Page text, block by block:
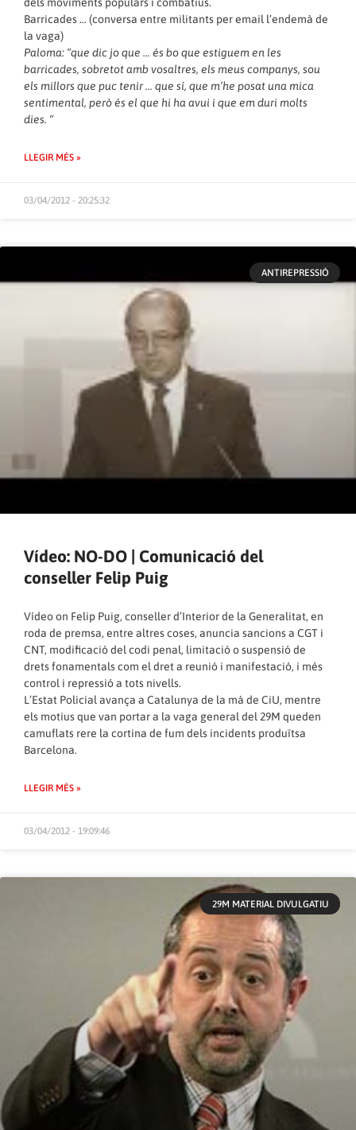
Barricades … (conversa entre militants per email l’endemà de
la vaga)
Paloma: “que dic jo que … és bo que estiguem en les
barricades, sobretot amb vosaltres, els meus companys, sou
els millors que puc tenir … que sí, que m’he posat una mica
sentimental, però és el que hi ha avui i que em duri molts
dies. “
LLEGIR MÉS »
03/04/2012 - 20:25:32
ANTIREPRESSIÓ
Vídeo: NO-DO | Comunicació del
conseller Felip Puig
Vídeo on Felip Puig, conseller d’Interior de la Generalitat, en
roda de premsa, entre altres coses, anuncia sancions a CGT i
CNT, modificació del codi penal, limitació o suspensió de
drets fonamentals com el dret a reunió i manifestació, i més
control i repressió a tots nivells.
L’Estat Policial avança a Catalunya de la mà de CiU, mentre
els motius que van portar a la vaga general del 29M queden
camuflats rere la cortina de fum dels incidents produïtsa
Barcelona.
LLEGIR MÉS »
03/04/2012 - 19:09:46
29M MATERIAL DIVULGATIU